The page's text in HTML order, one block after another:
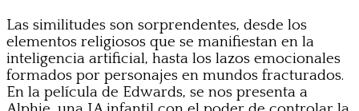
Las similitudes son sorprendentes, desde los
elementos religiosos que se manifiestan en la
inteligencia artificial, hasta los lazos emocionales
formados por personajes en mundos fracturados.
En la película de Edwards, se nos presenta a